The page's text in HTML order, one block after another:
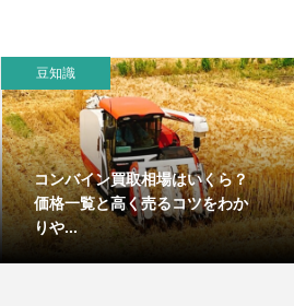
豆知識
コンバイン買取相場はいくら？
価格一覧と高く売るコツをわか
りや...